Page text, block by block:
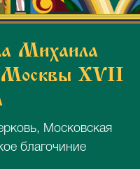
Михаила
Москвы XVII
Московская
благочиние